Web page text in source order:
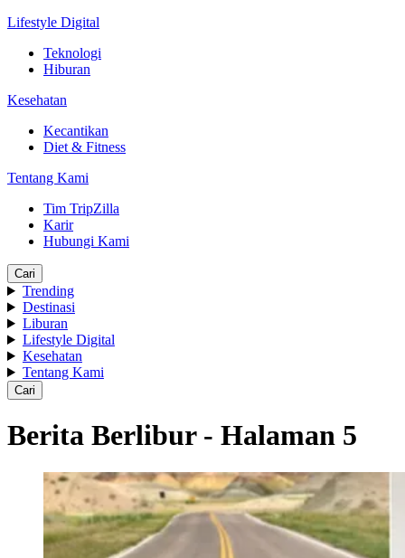
Lifestyle Digital
Teknologi
Hiburan
Kesehatan
Kecantikan
Diet & Fitness
Tentang Kami
Tim TripZilla
Karir
Hubungi Kami
Cari
Trending
Destinasi
Liburan
Lifestyle Digital
Kesehatan
Tentang Kami
Cari
Berita Berlibur - Halaman 5